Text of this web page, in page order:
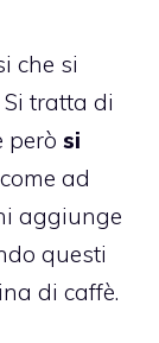
che si
tratta di
però si
ad
aggiunge
questi
di caffè.